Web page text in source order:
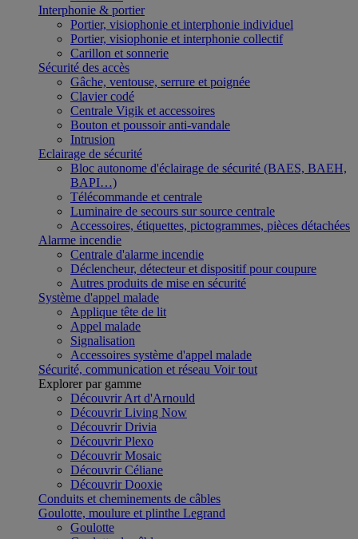
Interphonie & portier
Portier, visiophonie et interphonie individuel
Portier, visiophonie et interphonie collectif
Carillon et sonnerie
Sécurité des accès
Gâche, ventouse, serrure et poignée
Clavier codé
Centrale Vigik et accessoires
Bouton et poussoir anti-vandale
Intrusion
Eclairage de sécurité
Bloc autonome d'éclairage de sécurité (BAES, BAEH,
BAPI…)
Télécommande et centrale
Luminaire de secours sur source centrale
Accessoires, étiquettes, pictogrammes, pièces détachées
Alarme incendie
Centrale d'alarme incendie
Déclencheur, détecteur et dispositif pour coupure
Autres produits de mise en sécurité
Système d'appel malade
Applique tête de lit
Appel malade
Signalisation
Accessoires système d'appel malade
Sécurité, communication et réseau Voir tout
Explorer par gamme
Découvrir Art d'Arnould
Découvrir Living Now
Découvrir Drivia
Découvrir Plexo
Découvrir Mosaic
Découvrir Céliane
Découvrir Dooxie
Conduits et cheminements de câbles
Goulotte, moulure et plinthe Legrand
Goulotte